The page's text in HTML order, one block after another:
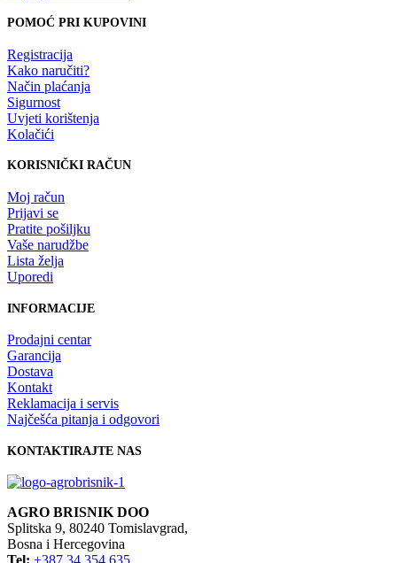
POMOĆ PRI KUPOVINI
Registracija
Kako naručiti?
Način plaćanja
Sigurnost
Uvjeti korištenja
Kolačići
KORISNIČKI RAČUN
Moj račun
Prijavi se
Pratite pošiljku
Vaše narudžbe
Lista želja
Uporedi
INFORMACIJE
Prodajni centar
Garancija
Dostava
Kontakt
Reklamacija i servis
Najčešća pitanja i odgovori
KONTAKTIRAJTE NAS
AGRO BRISNIK DOO
Splitska 9, 80240 Tomislavgrad,
Bosna i Hercegovina